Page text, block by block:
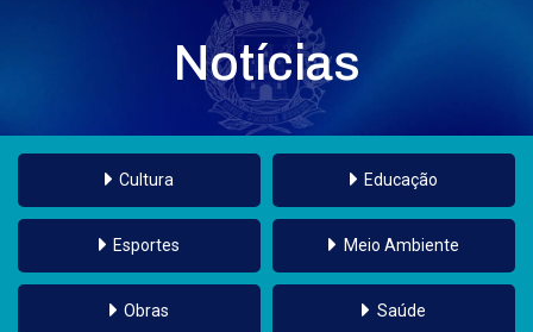
Notícias
Cultura Educação
Esportes Meio Ambiente
Obras Saúde